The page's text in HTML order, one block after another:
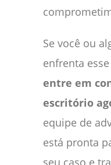
Se você ou
enfrenta
entre em
escritório
equipe de
está pronta
seu caso e